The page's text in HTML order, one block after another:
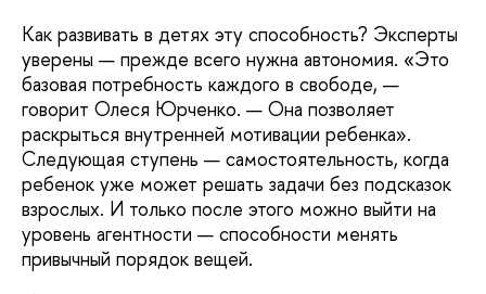
Как развивать в детях эту способность? Эксперты
уверены — прежде всего нужна автономия. «Это
базовая потребность каждого в свободе, —
говорит Олеся Юрченко. — Она позволяет
раскрыться внутренней мотивации ребенка».
Следующая ступень — самостоятельность, когда
ребенок уже может решать задачи без подсказок
взрослых. И только после этого можно выйти на
уровень агентности — способности менять
привычный порядок вещей.